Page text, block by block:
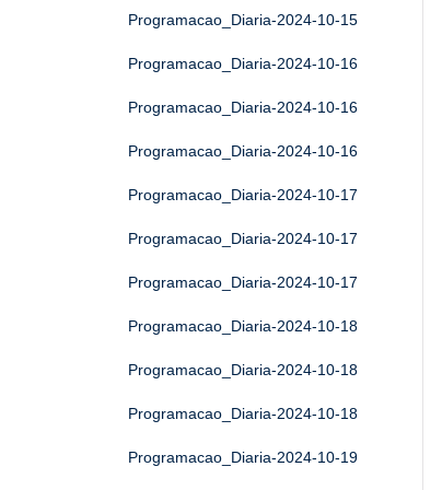
Programacao_Diaria-2024-10-15
Programacao_Diaria-2024-10-16
Programacao_Diaria-2024-10-16
Programacao_Diaria-2024-10-16
Programacao_Diaria-2024-10-17
Programacao_Diaria-2024-10-17
Programacao_Diaria-2024-10-17
Programacao_Diaria-2024-10-18
Programacao_Diaria-2024-10-18
Programacao_Diaria-2024-10-18
Programacao_Diaria-2024-10-19